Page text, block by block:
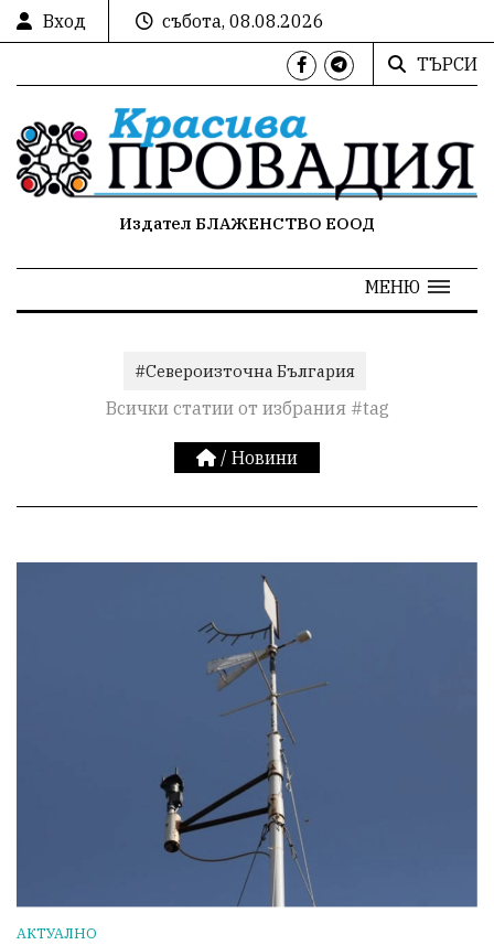
Вход
събота, 08.08.2026
ТЪРСИ
Издател БЛАЖЕНСТВО ЕООД
МЕНЮ
#Североизточна България
Всички статии от избрания #tag
/ Новини
АКТУАЛНО